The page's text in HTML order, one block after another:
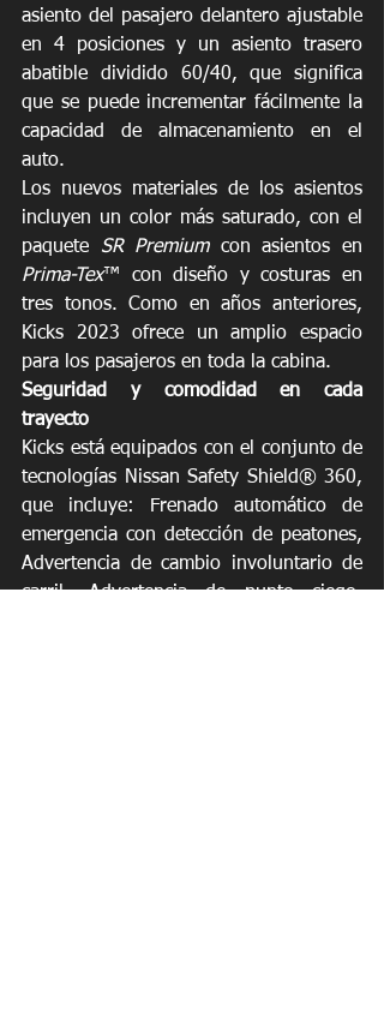
asiento del pasajero delantero ajustable
en 4 posiciones y un asiento trasero
abatible dividido 60/40, que significa
que se puede incrementar fácilmente la
capacidad de almacenamiento en el
auto.
Los nuevos materiales de los asientos
incluyen un color más saturado, con el
paquete SR Premium
Prima-Tex™ con diseño y costuras en
tres tonos. Como en años anteriores,
Kicks 2023 ofrece un amplio espacio
para los pasajeros en toda la cabina.
Seguridad y comodidad en cada
trayecto
Kicks está equipados con el conjunto de
tecnologías Nissan Safety Shield® 360,
que incluye: Frenado automático de
emergencia con detección de peatones,
Advertencia de cambio involuntario de
carril, Advertencia de punto ciego,